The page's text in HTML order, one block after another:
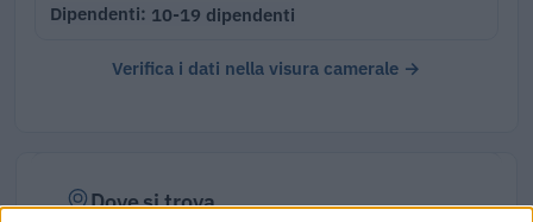
Dipendenti 10-19 dipendenti
Verifica i dati nella visura camerale →
Dove si trova